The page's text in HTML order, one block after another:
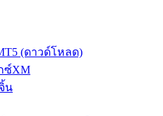
(ดาวด์โหลด)
ซ์XM
น